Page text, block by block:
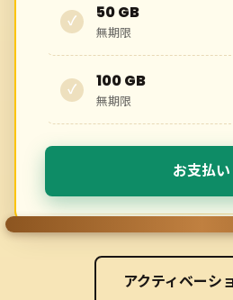
✓ 50 GB
無期限
✓ 100 GB
無期限
お支払い
アクティベーシ